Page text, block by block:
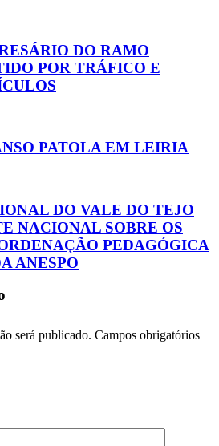
DO RAMO
POR TRÁFICO E
PATOLA EM LEIRIA
DO VALE DO TEJO
NACIONAL SOBRE OS
PEDAGÓGICA
ANESPO
será publicado. Campos obrigatórios